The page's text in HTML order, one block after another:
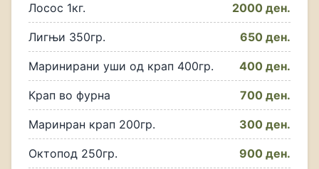
Лосос 1кг. 2000 ден.
Лигњи 350гр. 650 ден.
Маринирани уши од крап 400гр. 400 ден.
Крап во фурна 700 ден.
Маринран крап 200гр. 300 ден.
Октопод 250гр. 900 ден.